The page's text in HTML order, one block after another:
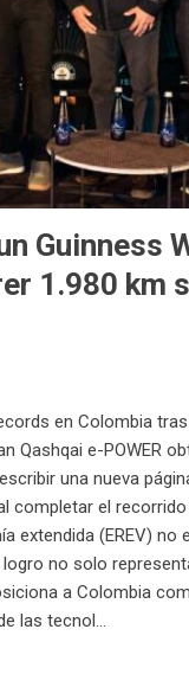
Guinness
1.980 km
en Colombia
e-POWER
una nueva
completar el
extendida (EREV) no
no solo
a Colombia
las tecnol...